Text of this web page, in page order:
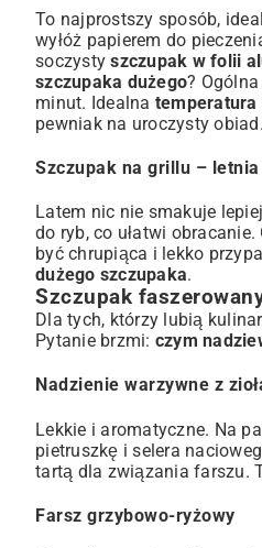
To najprostszy sposób,
wyłóż papierem do
soczystyszczupak w folii
szczupaka dużego?
minut. Idealna temperatura
pewniak na uroczysty obiad.
Szczupak na grillu –
Latem nic nie smakuje
do ryb, co ułatwi
być chrupiąca i lekko
dużego szczupaka.
Szczupak
Dla tych, którzy lubią
Pytanie brzmi: czym
Nadzienie warzywne z
Lekkie i aromatyczne. Na
pietruszkę i selera
tartą dla związania farszu.
Farsz grzybowo-ryżowy